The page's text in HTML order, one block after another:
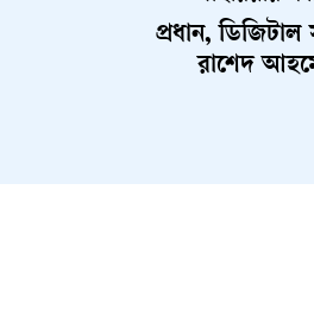
প্রধান, ডিজিটাল
রাশেদ